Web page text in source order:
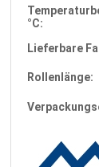
°C:
Lieferbare
Rollenlänge: